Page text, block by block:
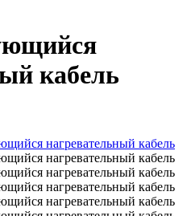
кабель